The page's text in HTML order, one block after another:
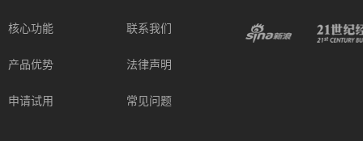
核心功能
产品优势
申请试用
联系我们
法律声明
常见问题